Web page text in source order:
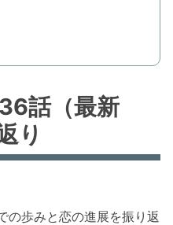
話（最新
り
歩みと恋の進展を振り返